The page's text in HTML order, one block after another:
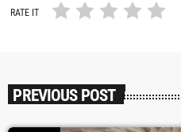
RATE IT
PREVIOUS POST